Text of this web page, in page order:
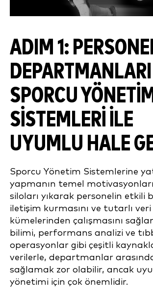
ADIM 1:
DEPARTMANLARI
SPORCU YÖNETIM
SISTEMLERI ILE
UYUMLU HALE
Sporcu Yönetim Sistemlerine
yapmanın temel
siloları yıkarak personelin etkili
iletişim kurmasını ve tutarlı veri
kümelerinden çalışmasını
bilimi, performans analizi ve
operasyonlar gibi çeşitli
verilerle, departmanlar
sağlamak zor olabilir, ancak
yönetimi için çok önemlidir.